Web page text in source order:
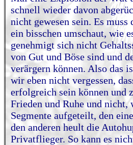
schnell wieder davon
nicht gewesen sein. Es muss
ein bisschen umschaut, wie
genehmigt sich nicht
von Gut und Böse sind und
verärgern können. Also das
wir eben nicht vergessen,
erfolgreich sein können und
Frieden und Ruhe und nicht,
Segmente aufgeteilt, den
den anderen heult die
Privatflieger. So kann es